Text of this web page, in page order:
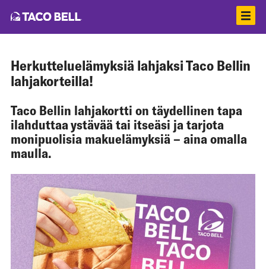
Herkutteluelämyksiä lahjaksi Taco Bellin
lahjakorteilla!
Taco Bellin lahjakortti on täydellinen tapa
ilahduttaa ystävää tai itseäsi ja tarjota
monipuolisia makuelämyksiä – aina omalla
maulla.